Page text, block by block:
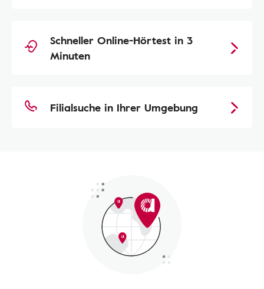
Schneller Online-Hörtest in 3
Minuten
Filialsuche in Ihrer Umgebung